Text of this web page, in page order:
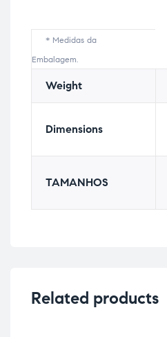
Weight
Dimensions
TAMANHOS
Related products